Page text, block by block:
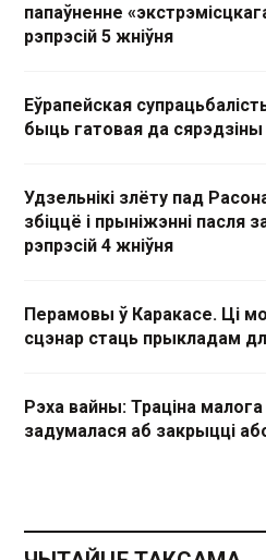
папаўненне
рэпрэсій 5 жніўня
Еўрапейская
быць гатовая да
Удзельнікі злёту пад
збіццё і прыніжэнні пасля
рэпрэсій 4 жніўня
Перамовы ў Каракасе. Ці
сцэнар стаць прыкладам
Рэха вайны: Траціна малога
задумалася аб закрыцці